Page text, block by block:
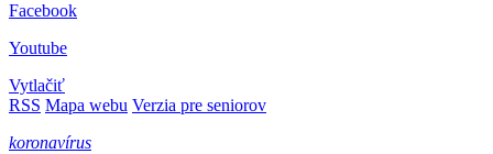
Facebook
Youtube
Vytlačiť
RSS Mapa webu Verzia pre seniorov
koronavírus